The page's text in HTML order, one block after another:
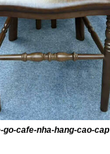
go-cafe-nha-hang-cao-cap